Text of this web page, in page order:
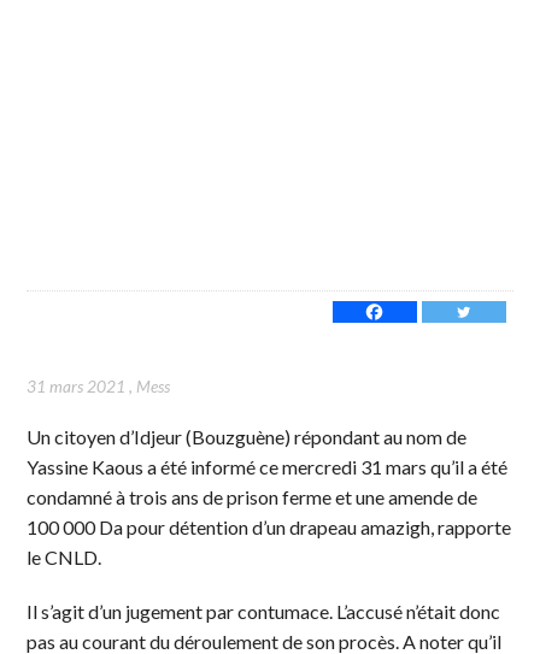
31 mars 2021 , Mess
Un citoyen d’Idjeur (Bouzguène) répondant au nom de
Yassine Kaous a été informé ce mercredi 31 mars qu’il a été
condamné à trois ans de prison ferme et une amende de
100 000 Da pour détention d’un drapeau amazigh, rapporte
le CNLD.
Il s’agit d’un jugement par contumace. L’accusé n’était donc
pas au courant du déroulement de son procès. A noter qu’il